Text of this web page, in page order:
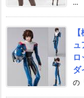
...
ュ
ロ
ダ
の